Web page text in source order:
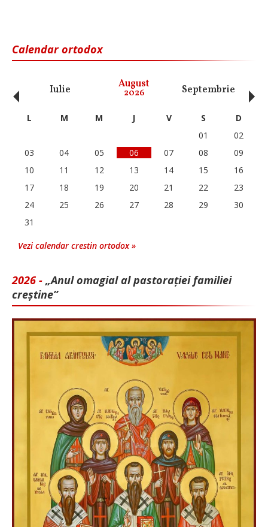
Calendar ortodox
Iulie August
2026 Septembrie
‹ L M M J V S
D
01
02
03
04 05 06 07 08
09
10
11 12 13 14 15
16
17
18 19 20 21 22
23
24
25 26 27 28 29
30
31
Vezi calendar crestin ortodox »
2026 - „Anul omagial al pastorației familiei
creștine”